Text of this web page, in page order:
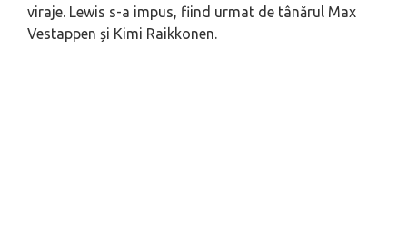
viraje. Lewis s-a impus, fiind urmat de tânărul Max
Vestappen și Kimi Raikkonen.